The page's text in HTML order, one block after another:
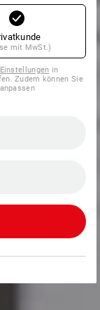
mit MwSt.)
in
Zudem können Sie